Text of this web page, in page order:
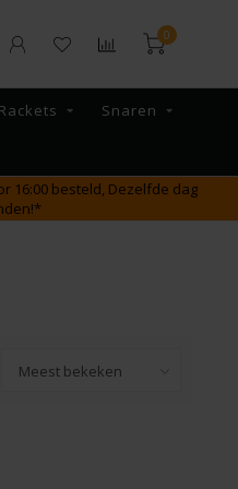
0
Rackets Snaren
16:00 besteld, Dezelfde dag